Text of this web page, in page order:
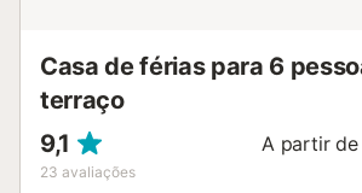
Casa de férias para 6
terraço
9,1
23 avaliações
A partir de